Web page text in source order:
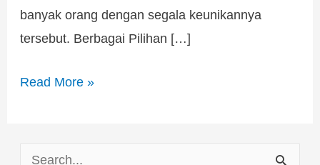
banyak orang dengan segala keunikannya
tersebut. Berbagai Pilihan […]
Read More »